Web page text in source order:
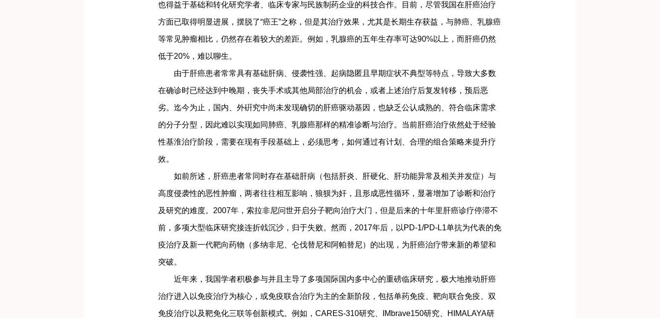
也得益于基础和转化研究学者、临床专家与民族制药企业的科技合作。目前，尽管我国在肝癌治疗
方面已取得明显进展，摆脱了“癌王”之称，但是其治疗效果，尤其是长期生存获益，与肺癌、乳腺癌
等常见肿瘤相比，仍然存在着较大的差距。例如，乳腺癌的五年生存率可达90%以上，而肝癌仍然
低于20%，难以聊生。
由于肝癌患者常常具有基础肝病、侵袭性强、起病隐匿且早期症状不典型等特点，导致大多数
在确诊时已经达到中晚期，丧失手术或其他局部治疗的机会，或者上述治疗后复发转移，预后恶
劣。迄今为止，国内、外硏究中尚未发现确切的肝癌驱动基因，也缺乏公认成熟的、符合临床需求
的分子分型，因此难以实现如同肺癌、乳腺癌那样的精准诊断与治疗。当前肝癌治疗依然处于经验
性基淮治疗阶段，需要在现有手段基础上，必须思考，如何通过有计划、合理的组合策略来提升疗
效。
如前所述，肝癌患者常同时存在基础肝病（包括肝炎、肝硬化、肝功能异常及相关并发症）与
高度侵袭性的恶性肿瘤，两者往往相互影响，狼狈为奸，且形成恶性循环，显著增加了诊断和治疗
及研究的难度。2007年，索拉非尼问世开启分子靶向治疗大门，但是后来的十年里肝癌诊疗停滞不
前，多项大型临床研究接连折㦸沉沙，归于失败。然而，2017年后，以PD-1/PD-L1单抗为代表的免
疫治疗及新一代靶向药物（多纳非尼、仑伐替尼和阿帕替尼）的出现，为肝癌治疗带来新的希望和
突破。
近年来，我国学者积极参与并且主导了多项国际国内多中心的重磅临床研究，极大地推动肝癌
治疗进入以免疫治疗为核心，或免疫联合治疗为主的全新阶段，包括单药免疫、靶向联合免疫、双
免疫治疗以及靶免化三联等创新模式。例如，CARES-310研究、IMbrave150研究、HIMALAYA研